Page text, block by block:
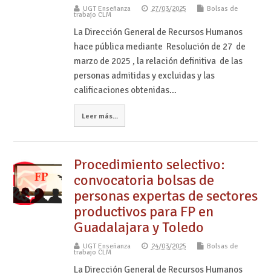
UGT Enseñanza 27/03/2025 Bolsas de
trabajo CLM
La Dirección General de Recursos Humanos
hace pública mediante Resolución de 27 de
marzo de 2025 , la relación definitiva de las
personas admitidas y excluidas y las
calificaciones obtenidas…
Leer más...
Procedimiento selectivo:
convocatoria bolsas de
personas expertas de sectores
productivos para FP en
Guadalajara y Toledo
UGT Enseñanza 24/03/2025 Bolsas de
trabajo CLM
La Dirección General de Recursos Humanos